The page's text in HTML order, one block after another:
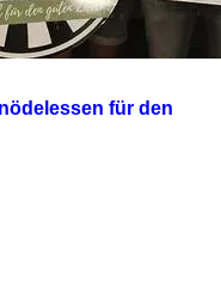
für den